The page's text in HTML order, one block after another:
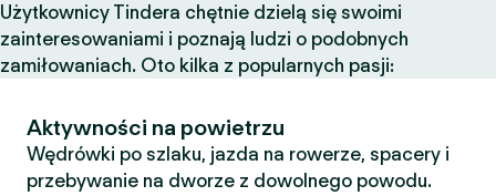
Użytkownicy Tindera chętnie dzielą się swoimi
zainteresowaniami i poznają ludzi o podobnych
zamiłowaniach. Oto kilka z popularnych pasji:
Aktywności na powietrzu
Wędrówki po szlaku, jazda na rowerze, spacery i
przebywanie na dworze z dowolnego powodu.